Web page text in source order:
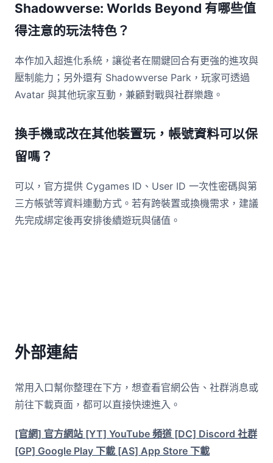
Shadowverse: Worlds Beyond 有哪些值
得注意的玩法特色？
本作加入超進化系統，讓從者在關鍵回合有更強的進攻與
壓制能力；另外還有 Shadowverse Park，玩家可透過
Avatar 與其他玩家互動，兼顧對戰與社群樂趣。
換手機或改在其他裝置玩，帳號資料可以保
留嗎？
可以，官方提供 Cygames ID、User ID 一次性密碼與第
三方帳號等資料連動方式。若有跨裝置或換機需求，建議
先完成綁定後再安排後續遊玩與儲值。
外部連結
常用入口幫你整理在下方，想查看官網公告、社群消息或
前往下載頁面，都可以直接快速進入。
[官網] 官方網站 [YT] YouTube 頻道 [DC] Discord 社群
[GP] Google Play 下載 [AS] App Store 下載